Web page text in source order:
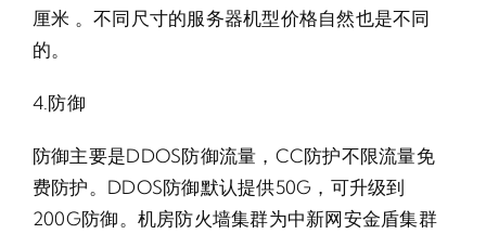
厘米 。不同尺寸的服务器机型价格自然也是不同
的。
4.防御
防御主要是DDOS防御流量，CC防护不限流量免
费防护。DDOS防御默认提供50G，可升级到
200G防御。机房防火墙集群为中新网安金盾集群